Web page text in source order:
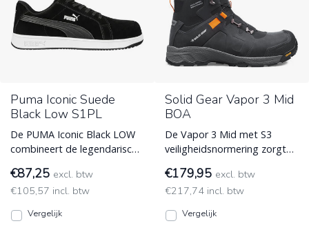
Puma Iconic Suede
Black Low S1PL
De PUMA Iconic Black LOW
combineert de legendarische
veiligheid. Deze S1P ESD
(Electro Static Discharge)
€87,25 excl. btw
€105,57 incl. btw
Vergelijk
Solid Gear Vapor 3 Mid
BOA
De Vapor 3 Mid met S3
veiligheidsnormering zorgt
comfort, waar je ook werkt.
ESD (Electro Static
€179,95 excl. btw
€217,74 incl. btw
Vergelijk